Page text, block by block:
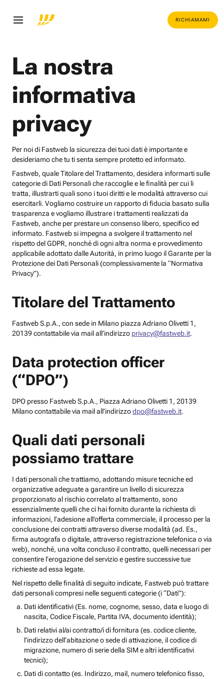
RICHIAMAMI
La nostra
informativa
privacy
Per noi di Fastweb la sicurezza dei tuoi dati è importante e
desideriamo che tu ti senta sempre protetto ed informato.
Fastweb, quale Titolare del Trattamento, desidera informarti sulle
categorie di Dati Personali che raccoglie e le finalità per cui li
tratta, illustrarti quali sono i tuoi diritti e le modalità attraverso cui
esercitarli. Vogliamo costruire un rapporto di fiducia basato sulla
trasparenza e vogliamo illustrare i trattamenti realizzati da
Fastweb, anche per prestare un consenso libero, specifico ed
informato. Fastweb si impegna a svolgere il trattamento nel
rispetto del GDPR, nonché di ogni altra norma e provvedimento
applicabile adottato dalle Autorità, in primo luogo il Garante per la
Protezione dei Dati Personali (complessivamente la “Normativa
Privacy”).
Titolare del Trattamento
Fastweb S.p.A., con sede in Milano piazza Adriano Olivetti 1,
20139 contattabile via mail all’indirizzo privacy@fastweb.it.
Data protection officer
(“DPO”)
DPO presso Fastweb S.p.A., Piazza Adriano Olivetti 1, 20139
Milano contattabile via mail all’indirizzodpo@fastweb.it.
Quali dati personali
possiamo trattare
I dati personali che trattiamo, adottando misure tecniche ed
organizzative adeguate a garantire un livello di sicurezza
proporzionato al rischio correlato al trattamento, sono
essenzialmente quelli che ci hai fornito durante la richiesta di
informazioni, l’adesione all’offerta commerciale, il processo per la
conclusione dei contratti attraverso diverse modalità (ad. Es.,
firma autografa o digitale, attraverso registrazione telefonica o via
web), nonché, una volta concluso il contratto, quelli necessari per
consentire l’erogazione del servizio e gestire successive tue
richieste ad essa legate.
Nel rispetto delle finalità di seguito indicate, Fastweb può trattare
dati personali compresi nelle seguenti categorie (i “Dati”):
Dati identificativi (Es. nome, cognome, sesso, data e luogo di
nascita, Codice Fiscale, Partita IVA, documento identità);
Dati relativi al/ai contratto/i di fornitura (es. codice cliente,
l’indirizzo dell’abitazione o sede di attivazione, il codice di
migrazione, numero di serie della SIM e altri identificativi
tecnici);
Dati di contatto (es. Indirizzo, mail, numero telefonico fisso,